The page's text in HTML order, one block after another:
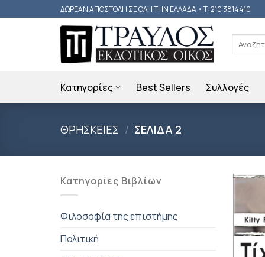
to
ΔΩΡΕΑΝ ΑΠΟΣΤΟΛΗ ΣΕ ΟΛΗ ΤΗΝ ΕΛΛΑΔΑ • T: 210 3814410
για:
Κατηγορίες Best Sellers Συλλογές
ΘΡΗΣΚΕΙΕΣ / ΣΕΛΙΔΑ 2
Κατηγορίες Βιβλίων
Φιλοσοφία της επιστήμης
Πολιτική